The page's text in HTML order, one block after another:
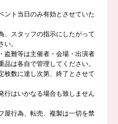
ント当日のみ有効とさせていた
、スタッフの指示にしたがって
い。
盗難等は主催者・会場・出演者
は各自で管理してください。
枚数に達し次第、終了とさせて
行はいかなる場合も致しません
屋行為、転売、複製は一切を禁